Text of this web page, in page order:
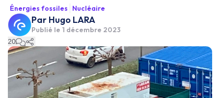
Énergies fossiles Nucléaire
Par Hugo LARA
Publié le 1 décembre 2023
20